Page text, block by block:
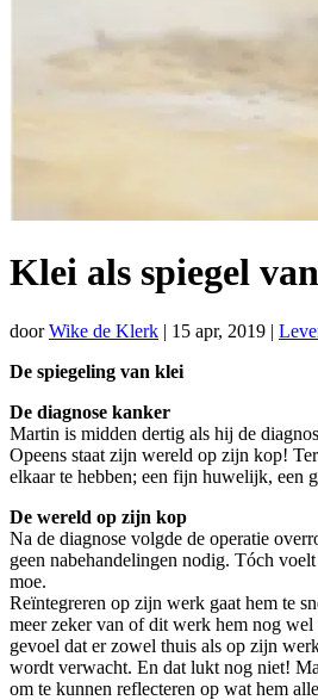
Klei als spiegel
doorWike de Klerk | 15 apr, 2019 |
De spiegeling van klei
De diagnose kanker
Martin is midden dertig als hij de
Opeens staat zijn wereld op zijn kop!
elkaar te hebben; een fijn huwelijk, een
De wereld op zijn kop
Na de diagnose volgde de operatie
geen nabehandelingen nodig. Tóch
moe.
Reïntegreren op zijn werk gaat hem te
meer zeker van of dit werk hem nog
gevoel dat er zowel thuis als op zijn
wordt verwacht. En dat lukt nog niet!
om te kunnen reflecteren op wat hem